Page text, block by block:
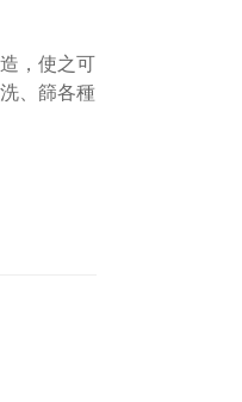
，使之可
、篩各種